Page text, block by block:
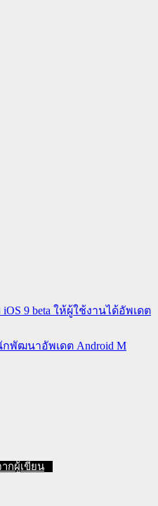
9 beta ให้ผู้ใช้งานได้อัพเดต
กพัฒนาอัพเดต Android M
ากผู้เขียน